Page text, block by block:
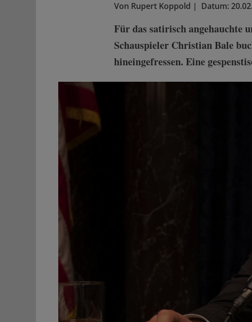
Von Rupert Koppold | Datum:
Für das satirisch angehauchte
Schauspieler Christian Bale
hineingefressen. Eine